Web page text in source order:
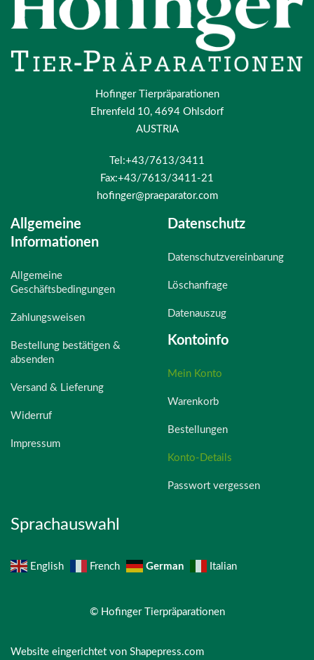
Hofinger Tierpräparationen
Ehrenfeld 10, 4694 Ohlsdorf
AUSTRIA
Tel:+43/7613/3411
Fax:+43/7613/3411-21
hofinger@praeparator.com
Allgemeine
Informationen
Allgemeine
Geschäftsbedingungen
Zahlungsweisen
Bestellung bestätigen &
absenden
Versand & Lieferung
Widerruf
Impressum
Datenschutz
Datenschutzvereinbarung
Löschanfrage
Datenauszug
Kontoinfo
Mein Konto
Warenkorb
Bestellungen
Konto-Details
Passwort vergessen
Sprachauswahl
English French German Italian
© Hofinger Tierpräparationen
Website eingerichtet von Shapepress.com